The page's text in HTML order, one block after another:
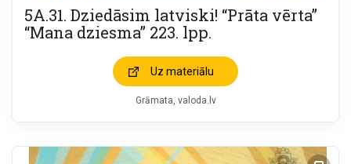
5A.31. Dziedāsim latviski! “Prāta vērta”
“Mana dziesma” 223. lpp.
Uz materiālu
Grāmata valoda.lv